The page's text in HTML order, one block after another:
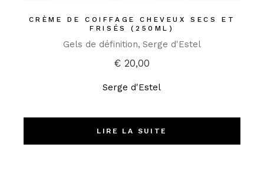
CRÈME DE COIFFAGE CHEVEUX SECS ET
FRISÉS (250ML)
Gels de définition Serge d'Estel
€ 20,00
Serge d'Estel
LIRE LA SUITE